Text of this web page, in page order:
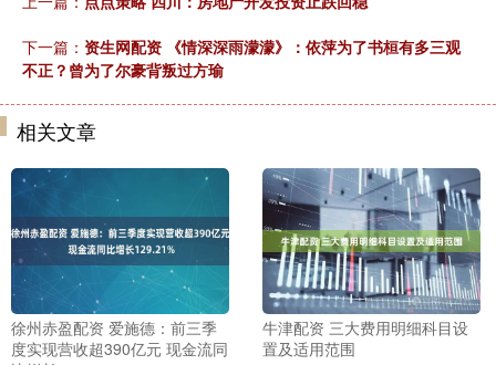
下一篇： 资生网配资 《情深深雨濛濛》：依萍为了书桓有多三观
不正？曾为了尔豪背叛过方瑜
相关文章
徐州赤盈配资 爱施德：前三季
度实现营收超390亿元 现金流同
牛津配资 三大费用明细科目设
置及适用范围